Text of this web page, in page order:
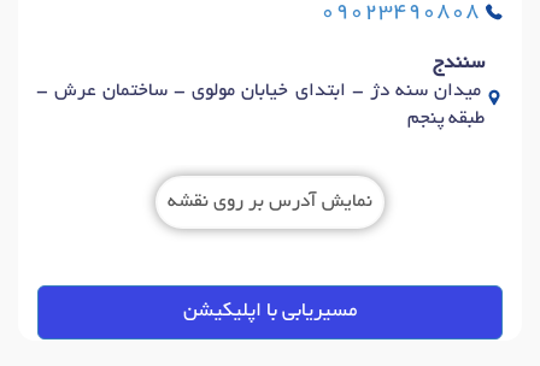
09023490808
سنندج
میدان سنه دژ - ابتدای خیابان مولوی - ساختمان عرش -
طبقه پنجم
نمایش آدرس بر روی نقشه
مسیریابی با اپلیکیشن